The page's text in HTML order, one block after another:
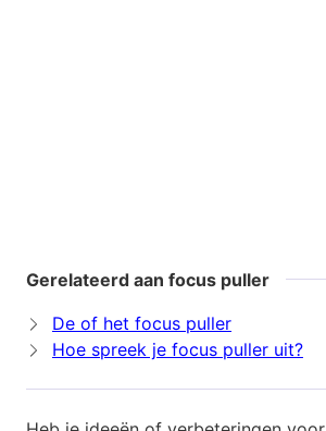
Gerelateerd aan focus puller
De of het focus puller
Hoe spreek je focus puller uit?